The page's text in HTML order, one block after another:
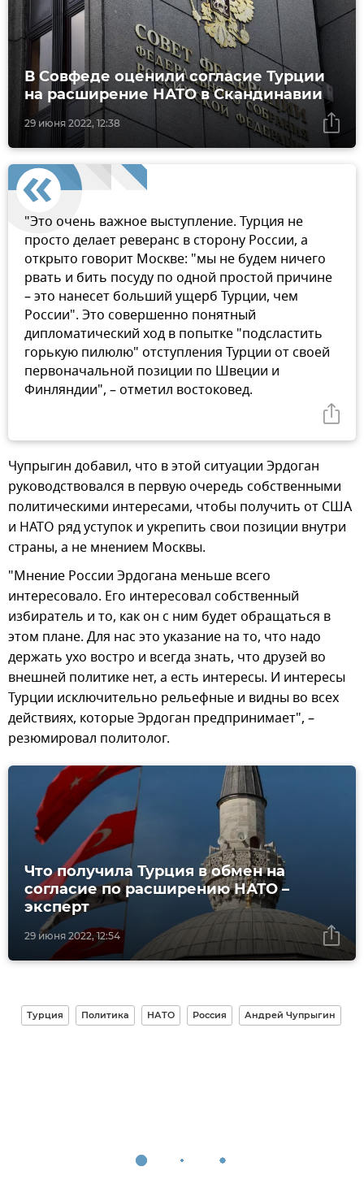
29 июня 2022, 12:38
В Совфеде оценили согласие Турции
на расширение НАТО в Скандинавии
"Это очень важное выступление. Турция не
просто делает реверанс в сторону России, а
открыто говорит Москве: "мы не будем ничего
рвать и бить посуду по одной простой причине
– это нанесет больший ущерб Турции, чем
России". Это совершенно понятный
дипломатический ход в попытке "подсластить
горькую пилюлю" отступления Турции от своей
первоначальной позиции по Швеции и
Финляндии", – отметил востоковед.
Чупрыгин добавил, что в этой ситуации Эрдоган
руководствовался в первую очередь собственными
политическими интересами, чтобы получить от США
и НАТО ряд уступок и укрепить свои позиции внутри
страны, а не мнением Москвы.
"Мнение России Эрдогана меньше всего
интересовало. Его интересовал собственный
избиратель и то, как он с ним будет обращаться в
этом плане. Для нас это указание на то, что надо
держать ухо востро и всегда знать, что друзей во
внешней политике нет, а есть интересы. И интересы
Турции исключительно рельефные и видны во всех
действиях, которые Эрдоган предпринимает", –
резюмировал политолог.
29 июня 2022, 12:54
Что получила Турция в обмен на
согласие по расширению НАТО –
эксперт
Турция Политика НАТО Россия Андрей Чупрыгин